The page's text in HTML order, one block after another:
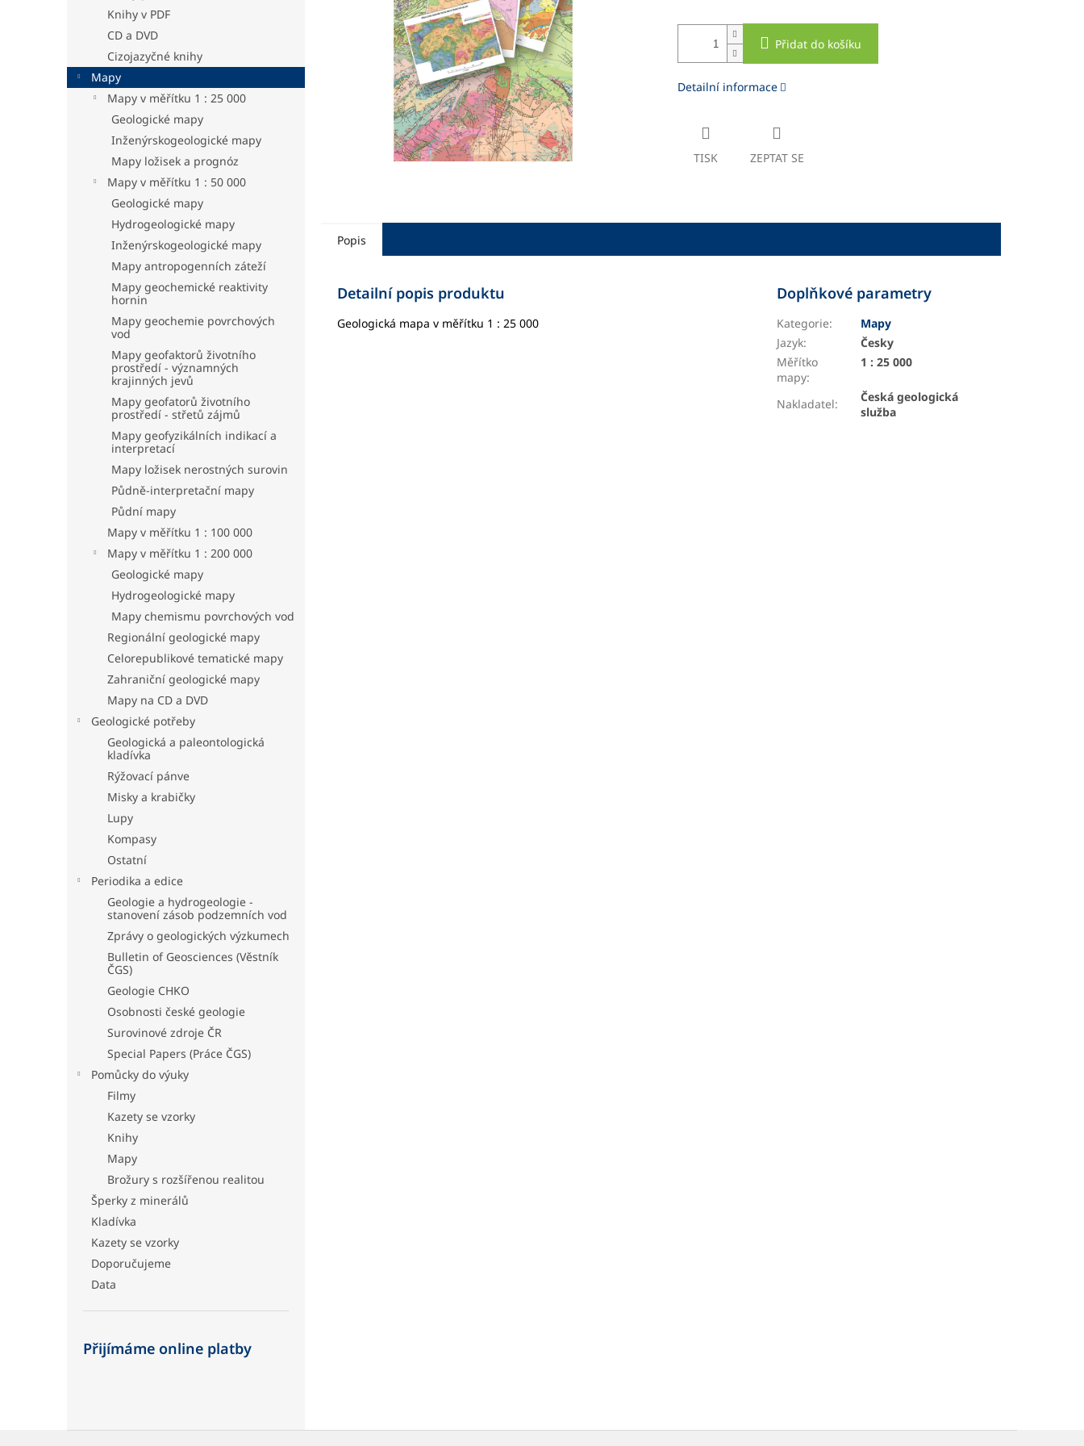
l
Knihy v PDF
CD a DVD
Cizojazyčné knihy
Mapy
Mapy v měřítku 1 : 25 000
Geologické mapy
Inženýrskogeologické mapy
Mapy ložisek a prognóz
Mapy v měřítku 1 : 50 000
Geologické mapy
Hydrogeologické mapy
Inženýrskogeologické mapy
Mapy antropogenních záteží
Mapy geochemické reaktivity
hornin
Mapy geochemie povrchových
vod
Mapy geofaktorů životního
prostředí - významných
krajinných jevů
Mapy geofatorů životního
prostředí - střetů zájmů
Mapy geofyzikálních indikací a
interpretací
Mapy ložisek nerostných surovin
Půdně-interpretační mapy
Půdní mapy
Mapy v měřítku 1 : 100 000
Mapy v měřítku 1 : 200 000
Geologické mapy
Hydrogeologické mapy
Mapy chemismu povrchových vod
Regionální geologické mapy
Celorepublikové tematické mapy
Zahraniční geologické mapy
Mapy na CD a DVD
Geologické potřeby
Geologická a paleontologická
kladívka
Rýžovací pánve
Misky a krabičky
Lupy
Kompasy
Ostatní
Periodika a edice
Geologie a hydrogeologie -
stanovení zásob podzemních vod
Zprávy o geologických výzkumech
Bulletin of Geosciences (Věstník
ČGS)
Geologie CHKO
Osobnosti české geologie
Surovinové zdroje ČR
Special Papers (Práce ČGS)
Pomůcky do výuky
Filmy
Kazety se vzorky
Knihy
Mapy
Brožury s rozšířenou realitou
Šperky z minerálů
Kladívka
Kazety se vzorky
Doporučujeme
Data
Přijímáme online platby
Přidat do košíku
Detailní informace
TISK ZEPTAT SE
Popis
Detailní popis produktu
Geologická mapa v měřítku 1 : 25 000
Doplňkové parametry
Kategorie:
Mapy
Jazyk:
Česky
Měřítko
mapy:
1 : 25 000
Nakladatel:
Česká geologická
služba